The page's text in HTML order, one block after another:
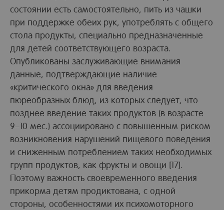
состоянии есть самостоятельно, пить из чашки
при поддержке обеих рук, употреблять с общего
стола продукты, специально предназначенные
для детей соответствующего возраста.
Опубликованы заслуживающие внимания
данные, подтверждающие наличие
«критического окна» для введения
пюреобразных блюд, из которых следует, что
позднее введение таких продуктов (в возрасте
9–10 мес.) ассоциировано с повышенным риском
возникновения нарушений пищевого поведения
и сниженным потреблением таких необходимых
групп продуктов, как фрукты и овощи [17].
Поэтому важность своевременного введения
прикорма детям продиктована, с одной
стороны, особенностями их психомоторного